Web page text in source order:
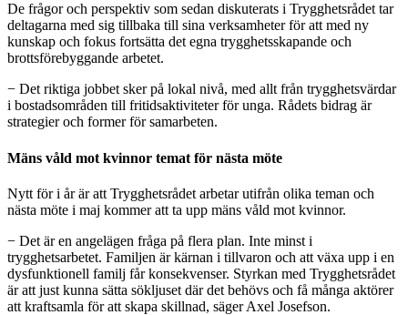
De frågor och perspektiv som sedan diskuterats i Trygghetsrådet tar
deltagarna med sig tillbaka till sina verksamheter för att med ny
kunskap och fokus fortsätta det egna trygghetsskapande och
brottsförebyggande arbetet.
− Det riktiga jobbet sker på lokal nivå, med allt från trygghetsvärdar
i bostadsområden till fritidsaktiviteter för unga. Rådets bidrag är
strategier och former för samarbeten.
Mäns våld mot kvinnor temat för nästa möte
Nytt för i år är att Trygghetsrådet arbetar utifrån olika teman och
nästa möte i maj kommer att ta upp mäns våld mot kvinnor.
− Det är en angelägen fråga på flera plan. Inte minst i
trygghetsarbetet. Familjen är kärnan i tillvaron och att växa upp i en
dysfunktionell familj får konsekvenser. Styrkan med Trygghetsrådet
är att just kunna sätta sökljuset där det behövs och få många aktörer
att kraftsamla för att skapa skillnad, säger Axel Josefson.